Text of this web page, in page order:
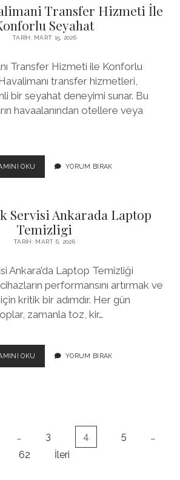
İCIN
TEMA
SECIMI
Transfer Hizmeti İle
Seyahat
TARIH: MART 15, 2026
Transfer Hizmeti ile Konforlu
transfer hizmetleri,
bir seyahat deneyimi sunar. Bu
havaalanından otellere veya
OKU İSTANBUL
HAVALIMANI
İLE
KONFORLU
SEYAHAT
YORUM BIRAK
Servisi Ankarada Laptop
Temizligi
TARIH: MART 6, 2026
Ankara’da Laptop Temizliği
performansını artırmak ve
kritik bir adımdır. Her gün
zamanla toz, kir…
OKU
TEKNIK
YORUM BIRAK
… 3 4 5
…
62
İleri